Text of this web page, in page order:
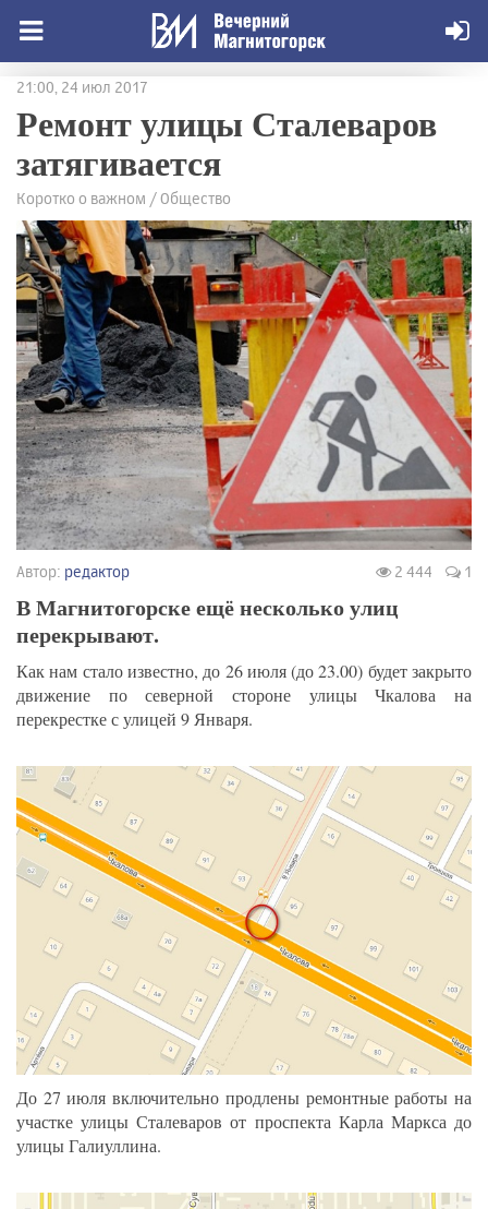
21:00, 24 июл 2017
Ремонт улицы Сталеваров
затягивается
Коротко о важном / Общество
Автор: редактор 2 444 1
В Магнитогорске ещё несколько улиц
перекрывают.
Как нам стало известно, до 26 июля (до 23.00) будет закрыто
движение по северной стороне улицы Чкалова на
перекрестке с улицей 9 Января.
До 27 июля включительно продлены ремонтные работы на
участке улицы Сталеваров от проспекта Карла Маркса до
улицы Галиуллина.